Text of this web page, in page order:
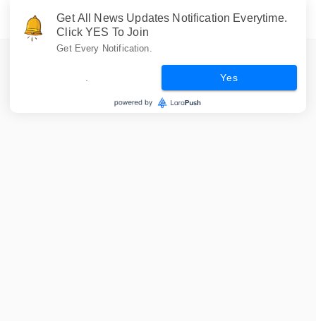
Get All News Updates Notification Everytime.
Click YES To Join
Get Every Notification.
Yes